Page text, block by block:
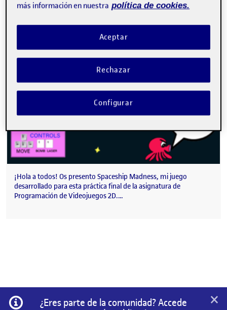
PEC4 – Spaceship Madness
Publicado por
Javier Salvador Marco
Fecha de publicación
comentario
¡Hola a todos! Os presento Spaceship Madness, mi juego
desarrollado para esta práctica final de la asignatura de
Programación de Videojuegos 2D.…
Información
¿Eres parte de la comunidad? Accede
×
más información en nuestra política de cookies.
Rechazar
Aceptar
Configurar